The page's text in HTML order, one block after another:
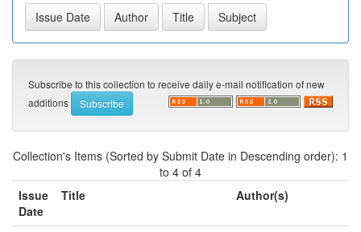
Subscribe to this collection to receive daily e-mail notification of new
additions
Collection's Items (Sorted by Submit Date in Descending order): 1
to 4 of 4
Issue
Date
Title Author(s)